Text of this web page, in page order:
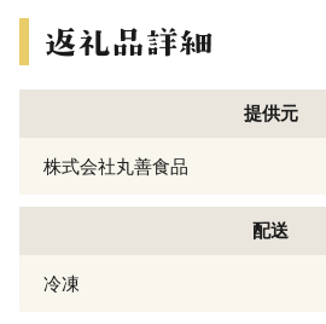
提供元
株式会社丸善食品
配送
冷凍